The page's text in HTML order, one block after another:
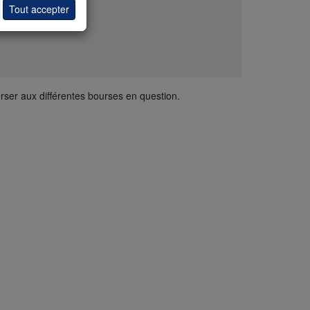
aux différentes bourses en question.
Tout accepter